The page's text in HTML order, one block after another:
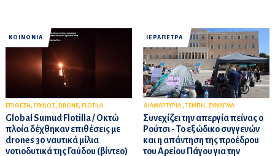
ΚΟΙΝΩΝΙΑ
ΕΠΙΘΕΣΗ , ΓΑΥΔΟΣ, DRONE, FLOTILA
Global Sumud Flotilla / Οκτώ
πλοία δέχθηκαν επιθέσεις με
drones 30 ναυτικά μίλια
νοτιοδυτικά της Γαύδου (βίντεο)
ΙΕΡΑΠΕΤΡΑ
ΔΙΑΜΑΡΤΥΡΙΑ , ΤΕΜΠΗ , ΣΥΝΑΓΜΑ
Συνεχίζει την απεργία πείνας ο
Ρούτσι - Το εξώδικο συγγενών
και η απάντηση της προέδρου
του Αρείου Πάγου για την